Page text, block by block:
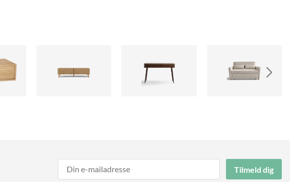
Tilmeld dig